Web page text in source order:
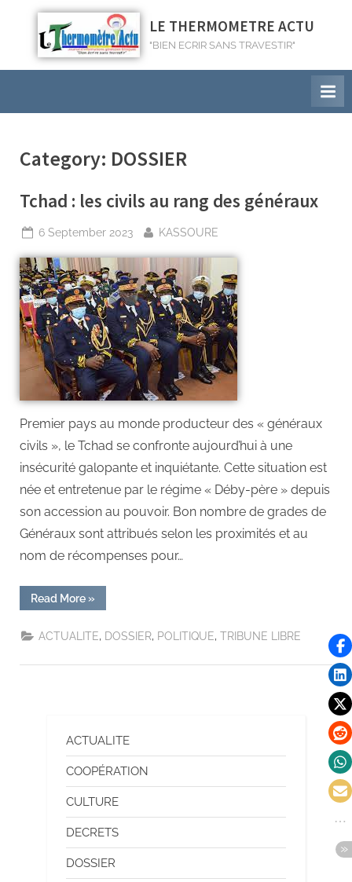
LE THERMOMETRE ACTU
"BIEN ECRIR SANS TRAVESTIR"
Category: DOSSIER
Tchad : les civils au rang des généraux
6 September 2023 KASSOURE
Premier pays au monde producteur des « généraux
civils », le Tchad se confronte aujourd’hui à une
insécurité galopante et inquiétante. Cette situation est
née et entretenue par le régime « Déby-père » depuis
son accession au pouvoir. Bon nombre de grades de
Généraux sont attribués selon les proximités et au
nom de récompenses pour…
Read More »
ACTUALITE DOSSIER POLITIQUE ,TRIBUNE LIBRE
ACTUALITE
COOPÉRATION
CULTURE
DECRETS
DOSSIER